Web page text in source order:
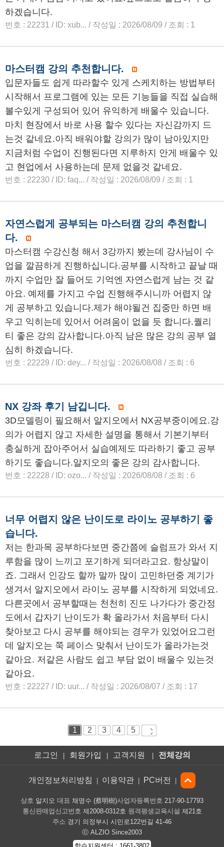
로그인 | 회원가입 | 고객지원 | 전체강의
개인정보처리방침 | 이용약관 | PC버전 |
상호 알지오 대표 채명수 (蔡明樹)사업자등록번호 217-90-17793
통신판매업신고번호 제2008-0312호 원격평생교육시설 제21호
주소 경기 의정부시 시민로122번길 41-46
ⓒ ALZIO Since2003